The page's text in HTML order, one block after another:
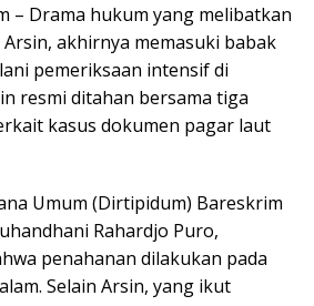
– Drama hukum yang melibatkan
Arsin, akhirnya memasuki babak
pemeriksaan intensif di
resmi ditahan bersama tiga
kasus dokumen pagar laut
Umum (Dirtipidum) Bareskrim
Rahardjo Puro,
penahanan dilakukan pada
Selain Arsin, yang ikut